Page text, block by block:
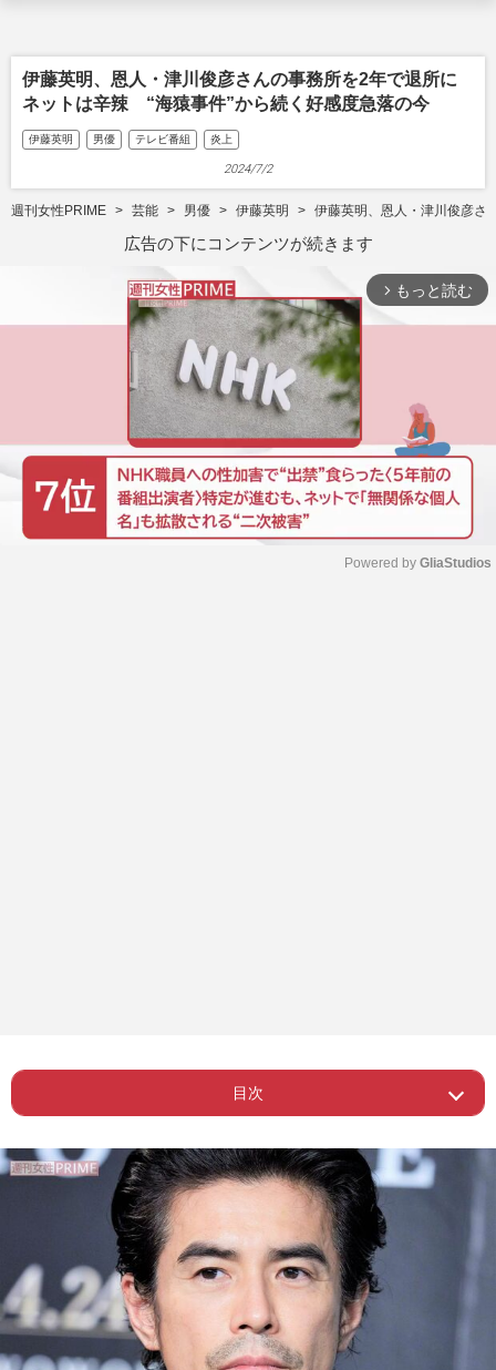
伊藤英明、恩人・津川俊彦さんの事務所を2年で退所に
ネットは辛辣 “海猿事件”から続く好感度急落の今
伊藤英明 男優 テレビ番組 炎上
2024/7/2
週刊女性PRIME 芸能 男優 伊藤英明 伊藤英明、恩人・津川俊彦さ
広告の下にコンテンツが続きます
arrow_forward_ios もっと読む
Powered by GliaStudios
目次
Page 1 ー 大先輩の事務所をわずか2年で退所
ー 『原作者？ しゃべんなきゃダメ？』